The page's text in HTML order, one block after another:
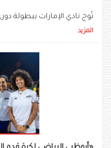
تُوج نادي الإمارات ببطولة دوري
المزيد